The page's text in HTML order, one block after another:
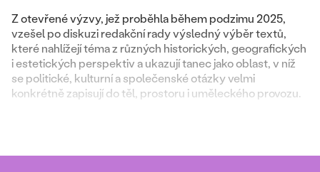
Z otevřené výzvy, jež proběhla během podzimu 2025,
vzešel po diskuzi redakční rady výsledný výběr textů,
které nahlížejí téma z různých historických, geografických
i estetických perspektiv a ukazují tanec jako oblast, v níž
se politické, kulturní a společenské otázky velmi
konkrétně zapisují do těl, prostoru i uměleckého provozu.